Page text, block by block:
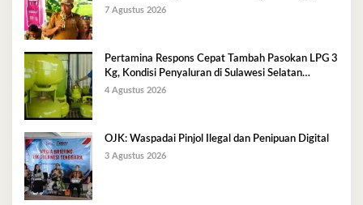
Kg
7 Agustus 2026
Pertamina Respons Cepat Tambah Pasokan LPG 3
Kg, Kondisi Penyaluran di Sulawesi Selatan
Berlangsung Kondusif
4 Agustus 2026
OJK: Waspadai Pinjol Ilegal dan Penipuan Digital
3 Agustus 2026